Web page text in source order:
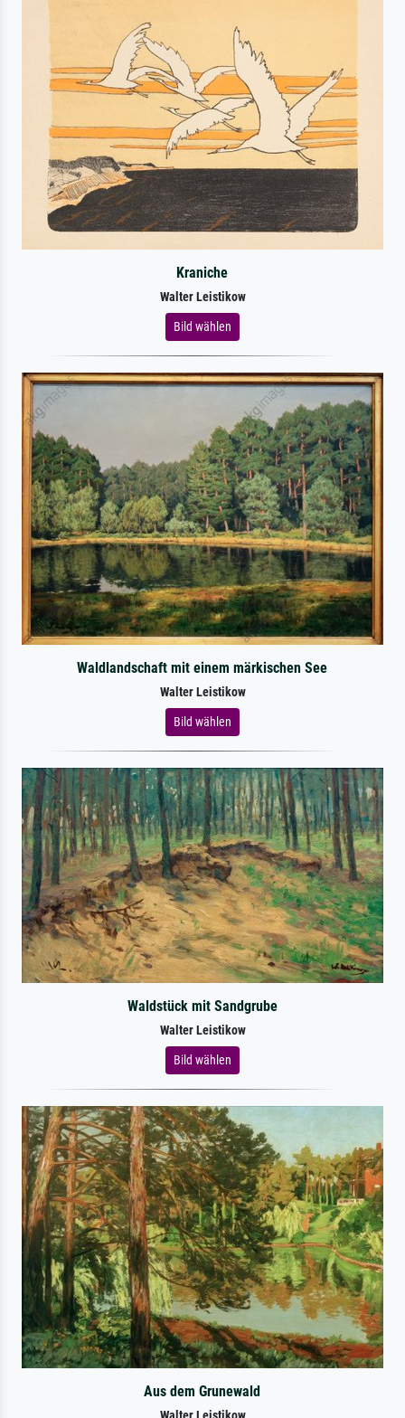
Kraniche
Walter Leistikow
Bild wählen
Waldlandschaft mit einem märkischen See
Walter Leistikow
Bild wählen
Waldstück mit Sandgrube
Walter Leistikow
Bild wählen
Aus dem Grunewald